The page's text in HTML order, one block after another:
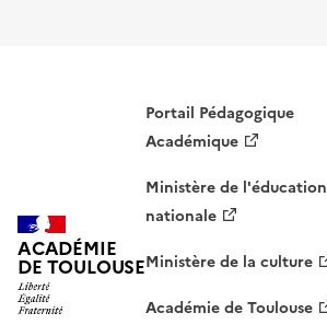
ACADÉMIE
DE TOULOUSE
Portail Pédagogique
Académique
Ministère de l'éducation
nationale
Ministère de la culture
Académie de Toulouse